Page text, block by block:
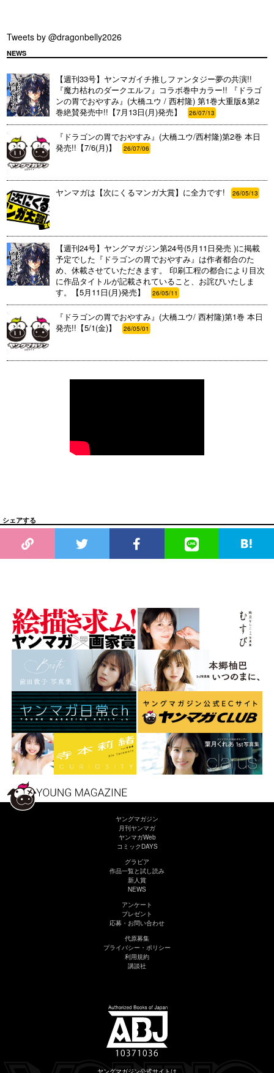
Tweets by @dragonbelly2026
NEWS
【週刊33号】ヤンマガイチ推しファンタジー夢の共演!!
『魔力枯れのダークエルフ』コラボ巻中カラー!! 『ドラゴ
ンの胃でおやすみ』(大橋ユウ / 西村隆) 第1巻大重版&第2
巻絶賛発売中!!【7月13日(月)発売】
26/07/13
『ドラゴンの胃でおやすみ』(大橋ユウ/西村隆)第2巻 本日
発売!!【7/6(月)】
26/07/06
ヤンマガは【次にくるマンガ大賞】に全力です! 26/05/13
【週刊24号】ヤングマガジン第24号(5月11日発売 )に掲載
予定でした『ドラゴンの胃でおやすみ』は作者都合のた
め、休載させていただきます。 印刷工程の都合により目次
に作品タイトルが記載されていること、お詫びいたしま
す。【5月11日(月)発売】
26/05/11
『ドラゴンの胃でおやすみ』(大橋ユウ/ 西村隆)第1巻 本日
発売!!【5/1(金)】
26/05/01
シェアする
ヤングマガジン
月刊ヤンマガ
ヤンマガWeb
コミックDAYS
グラビア
作品一覧と試し読み
新人賞
NEWS
アンケート
プレゼント
応募・お問い合わせ
代原募集
プライバシー・ポリシー
利用規約
講談社
ヤングマガジン公式サイトは